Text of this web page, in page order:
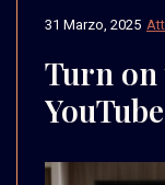
31 Marzo, 2025
Turn on
YouTube